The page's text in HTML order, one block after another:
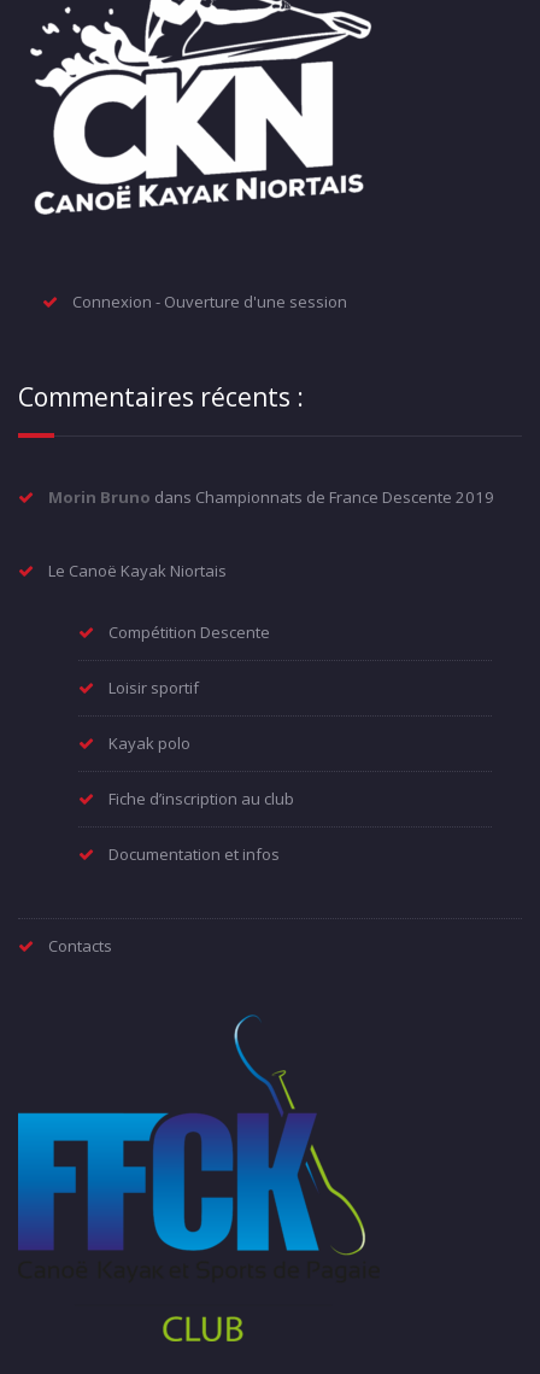
Connexion - Ouverture d'une session
Commentaires récents :
Morin Bruno dans Championnats de France Descente 2019
Le Canoë Kayak Niortais
Compétition Descente
Loisir sportif
Kayak polo
Fiche d’inscription au club
Documentation et infos
Contacts